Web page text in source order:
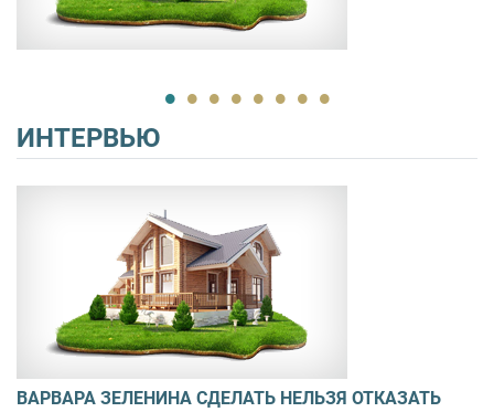
ИНТЕРВЬЮ
ВАРВАРА ЗЕЛЕНИНА СДЕЛАТЬ НЕЛЬЗЯ ОТКАЗАТЬ